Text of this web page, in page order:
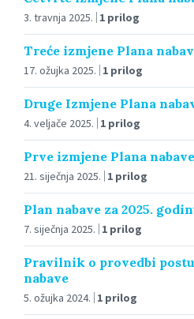
3. travnja 2025. 1 prilog
Treće izmjene Plana
17. ožujka 2025. 1 prilog
Druge Izmjene Plana
4. veljače 2025. 1 prilog
Prve izmjene Plana
21. siječnja 2025. 1 prilog
Plan nabave za 2025.
7. siječnja 2025. 1 prilog
Pravilnik o provedbi
nabave
5. ožujka 2024. 1 prilog